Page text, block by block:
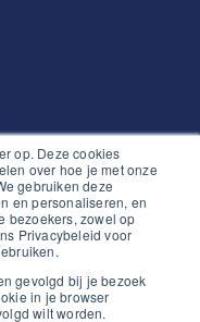
op. Deze cookies
over hoe je met onze
gebruiken deze
en personaliseren, en
bezoekers, zowel op
Privacybeleid voor
gevolgd bij je bezoek
in je browser
wilt worden.